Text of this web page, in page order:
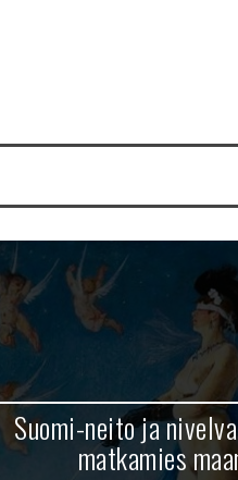
Suomi-neito ja
matkamies